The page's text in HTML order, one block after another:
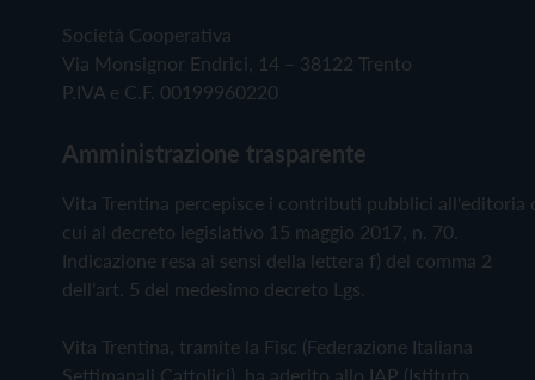
Società Cooperativa
Via Monsignor Endrici, 14 – 38122 Trento
P.IVA e C.F. 00199960220
Amministrazione trasparente
Vita Trentina percepisce i contributi pubblici all'editoria
cui al decreto legislativo 15 maggio 2017, n. 70.
Indicazione resa ai sensi della lettera f) del comma 2
dell'art. 5 del medesimo decreto Lgs.
Vita Trentina, tramite la Fisc (Federazione Italiana
Settimanali Cattolici), ha aderito allo IAP (Istituto